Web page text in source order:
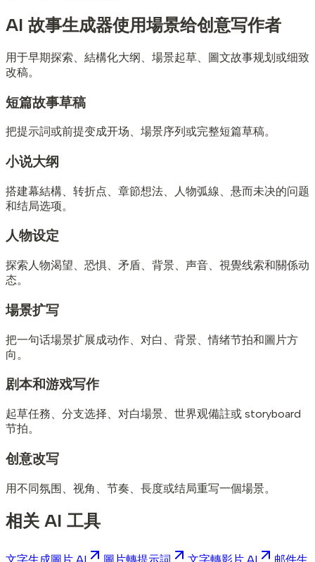
AI 故事生成器使用場景给创意写作者
用于早期探索、結構化大纲、場景起草、圖文故事规划或细致
改稿。
短篇故事草稿
把提示詞或前提变成开场、場景序列或完整短篇草稿。
小说大纲
搭建幕結構、转折点、章節想法、人物弧線、悬而未决的问题
和结局选项。
人物设定
探索人物渴望、恐惧、矛盾、背景、声音、視覺线索和關係动
态。
場景扩写
把一句话場景扩展成动作、对白、背景、情绪节拍和圖片方
向。
剧本和游戏写作
起草任務、分支选择、对白場景、世界观備註或 storyboard
节拍。
创意改写
用不同氛围、视角、节奏、長度或结局重写一個場景。
相关 AI 工具